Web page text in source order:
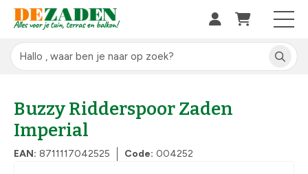
Buzzy Ridderspoor Zaden
Imperial
EAN: 8711117042525 Code: 004252